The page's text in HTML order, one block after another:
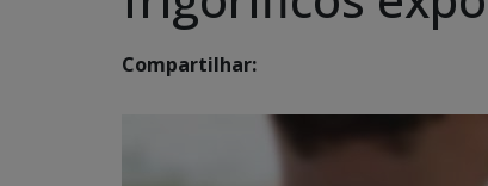
Compartilhar: